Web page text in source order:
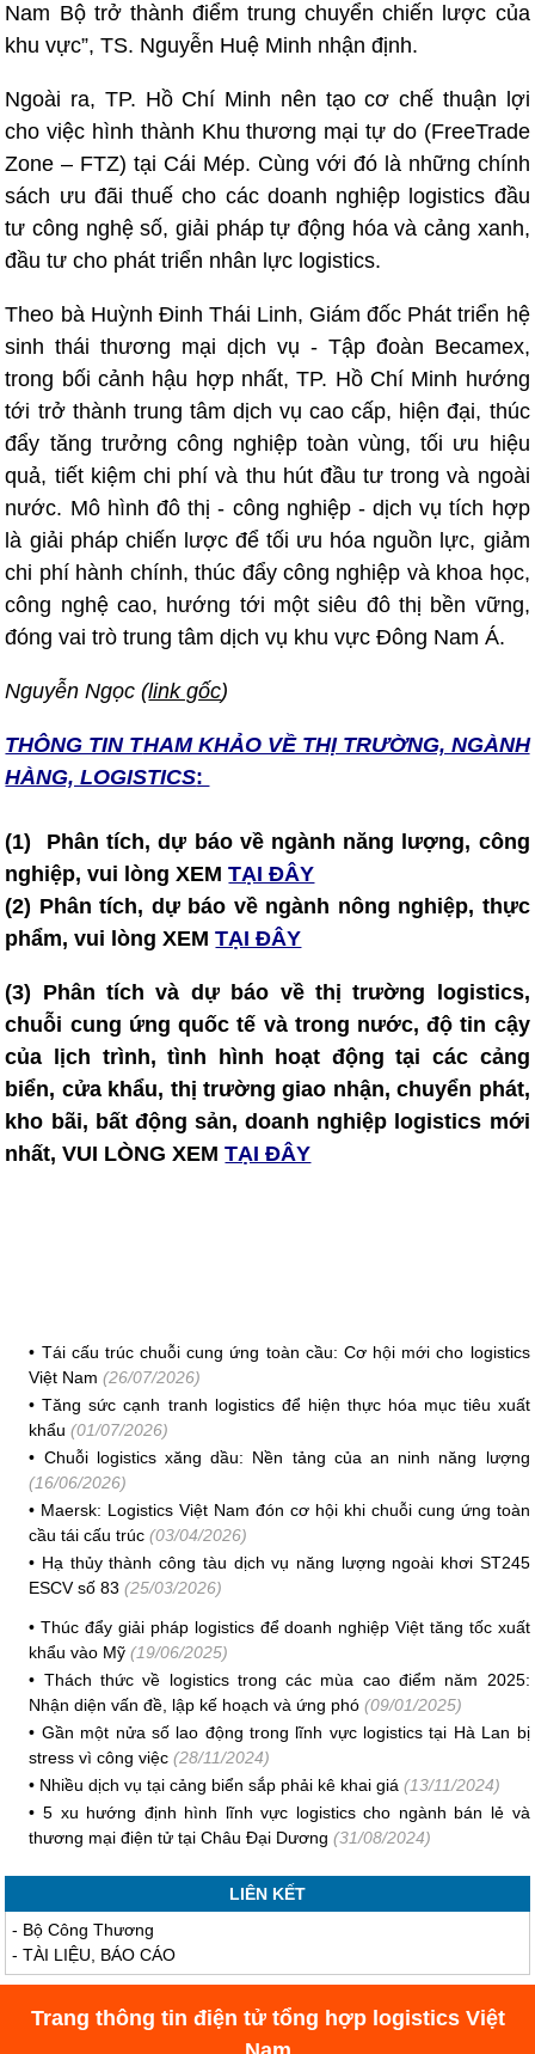
Nam Bộ trở thành điểm trung chuyển chiến lược của
khu vực”, TS. Nguyễn Huệ Minh nhận định.
Ngoài ra, TP. Hồ Chí Minh nên tạo cơ chế thuận lợi
cho việc hình thành Khu thương mại tự do (FreeTrade
Zone – FTZ) tại Cái Mép. Cùng với đó là những chính
sách ưu đãi thuế cho các doanh nghiệp logistics đầu
tư công nghệ số, giải pháp tự động hóa và cảng xanh,
đầu tư cho phát triển nhân lực logistics.
Theo bà Huỳnh Đinh Thái Linh, Giám đốc Phát triển hệ
sinh thái thương mại dịch vụ - Tập đoàn Becamex,
trong bối cảnh hậu hợp nhất, TP. Hồ Chí Minh hướng
tới trở thành trung tâm dịch vụ cao cấp, hiện đại, thúc
đẩy tăng trưởng công nghiệp toàn vùng, tối ưu hiệu
quả, tiết kiệm chi phí và thu hút đầu tư trong và ngoài
nước. Mô hình đô thị - công nghiệp - dịch vụ tích hợp
là giải pháp chiến lược để tối ưu hóa nguồn lực, giảm
chi phí hành chính, thúc đẩy công nghiệp và khoa học,
công nghệ cao, hướng tới một siêu đô thị bền vững,
đóng vai trò trung tâm dịch vụ khu vực Đông Nam Á.
Nguyễn Ngọc (link gốc)
THÔNG TIN THAM KHẢO VỀ THỊ TRƯỜNG, NGÀNH
HÀNG, LOGISTICS:
(1) Phân tích, dự báo về ngành năng lượng, công
nghiệp, vui lòng XEMTẠI ĐÂY
(2) Phân tích, dự báo về ngành nông nghiệp, thực
phẩm, vui lòng XEMTẠI ĐÂY
(3) Phân tích và dự báo về thị trường logistics,
chuỗi cung ứng quốc tế và trong nước, độ tin cậy
của lịch trình, tình hình hoạt động tại các cảng
biển, cửa khẩu, thị trường giao nhận, chuyển phát,
kho bãi, bất động sản, doanh nghiệp logistics mới
nhất, VUI LÒNG XEM TẠI ĐÂY
• Tái cấu trúc chuỗi cung ứng toàn cầu: Cơ hội mới cho logistics
Việt Nam (26/07/2026)
•Tăng sức cạnh tranh logistics để hiện thực hóa mục tiêu xuất
khẩu (01/07/2026)
• Chuỗi logistics xăng dầu: Nền tảng của an ninh năng lượng
(16/06/2026)
• Maersk: Logistics Việt Nam đón cơ hội khi chuỗi cung ứng toàn
cầu tái cấu trúc (03/04/2026)
• Hạ thủy thành công tàu dịch vụ năng lượng ngoài khơi ST245
ESCV số 83 (25/03/2026)
•Thúc đẩy giải pháp logistics để doanh nghiệp Việt tăng tốc xuất
khẩu vào Mỹ (19/06/2025)
• Thách thức về logistics trong các mùa cao điểm năm 2025:
Nhận diện vấn đề, lập kế hoạch và ứng phó (09/01/2025)
• Gần một nửa số lao động trong lĩnh vực logistics tại Hà Lan bị
stress vì công việc (28/11/2024)
• Nhiều dịch vụ tại cảng biển sắp phải kê khai giá (13/11/2024)
•5 xu hướng định hình lĩnh vực logistics cho ngành bán lẻ và
thương mại điện tử tại Châu Đại Dương (31/08/2024)
LIÊN KẾT
- Bộ Công Thương
-TÀI LIỆU, BÁO CÁO
Trang thông tin điện tử tổng hợp logistics Việt